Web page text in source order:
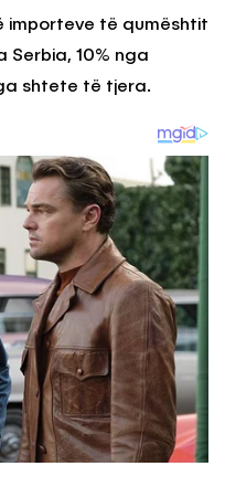
importeve të qumështit
Serbia, 10% nga
shtete të tjera.